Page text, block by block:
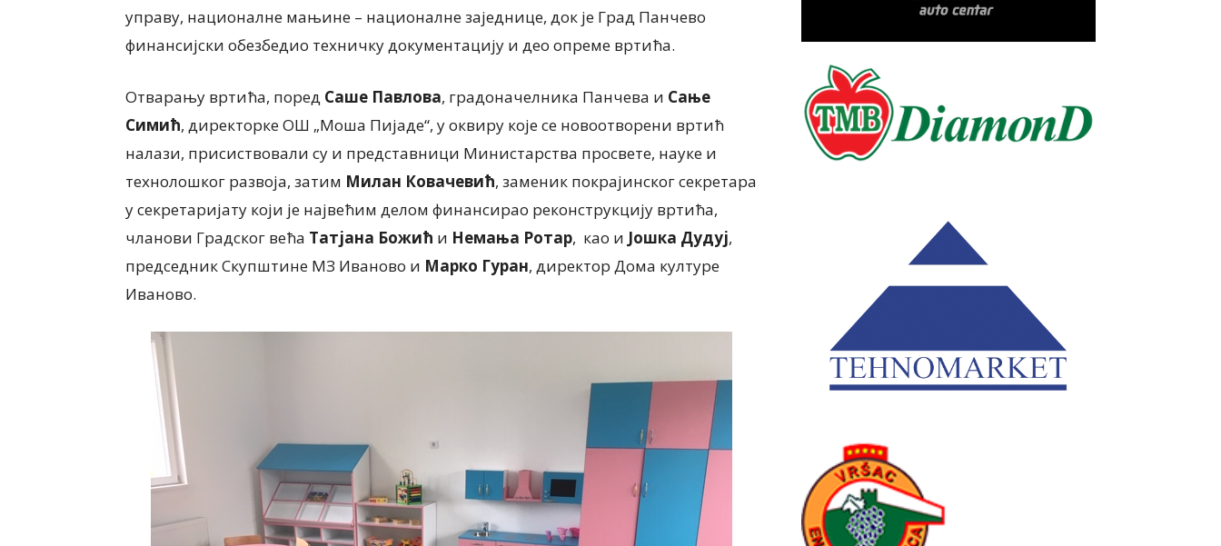
управу, националне мањине – националне заједнице, док је Град Панчево
финансијски обезбедио техничку документацију и део опреме вртића.
Отварању вртића, поред Саше Павлова, градоначелника Панчева и Сање
Симић, директорке ОШ „Моша Пијаде“, у оквиру које се новоотворени вртић
налази, присиствовали су и представници Министарства просвете, науке и
технолошког развоја, затим Милан Ковачевић, заменик покрајинског секретара
у секретаријату који је највећим делом финансирао реконструкцију вртића,
чланови Градског већа Татјана Божић и Немања Ротар, као и Јошка Дудуј,
председник Скупштине МЗ Иваново и Марко Гуран, директор Дома културе
Иваново.